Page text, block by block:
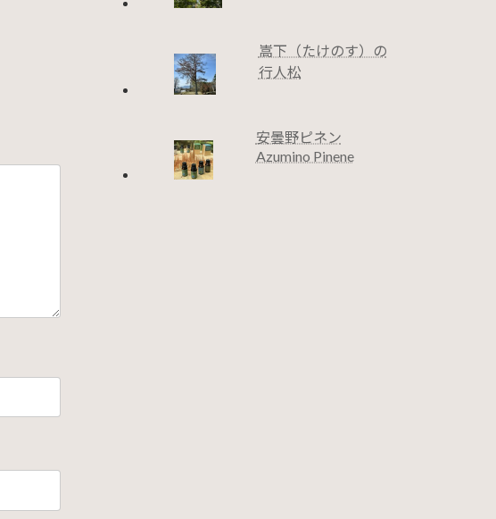
嵩下（たけのす）の
行人松
安曇野ピネン
Azumino Pinene